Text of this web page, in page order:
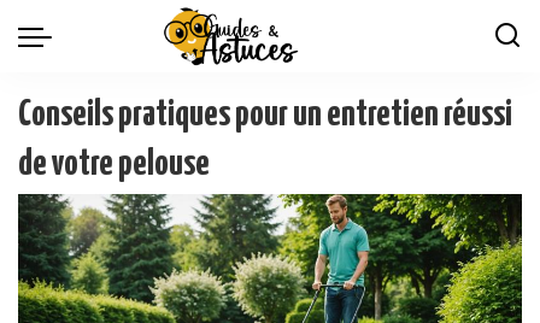
Conseils pratiques pour un entretien réussi
de votre pelouse